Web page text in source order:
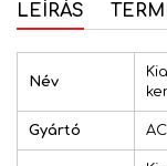
LEÍRÁS
Név
Gyártó